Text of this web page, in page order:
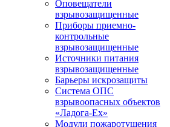
Оповещатели
взрывозащищенные
Приборы приемно-
контрольные
взрывозащищенные
Источники питания
взрывозащищенные
Барьеры искрозащиты
Система ОПС
взрывоопасных объектов
«Ладога-Ex»
Модули пожаротушения